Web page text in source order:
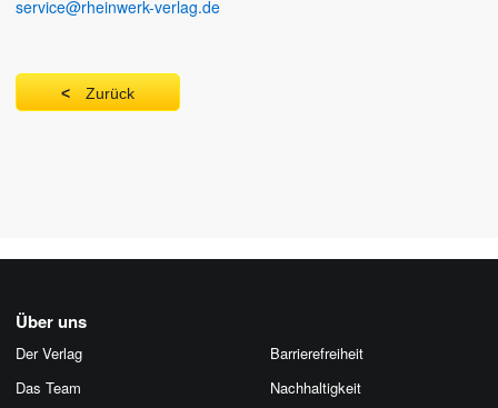
service@rheinwerk-verlag.de
Zurück
Über uns
Der Verlag
Das Team
Barrierefreiheit
Nachhaltigkeit